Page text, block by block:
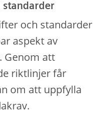
standarder
och standarder
aspekt av
Genom att
riktlinjer får
om att uppfylla